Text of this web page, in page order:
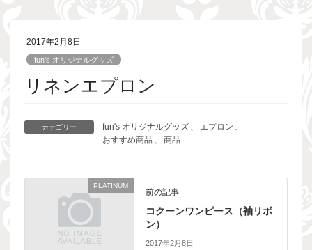
2017年2月8日
fun's オリジナルグッズ
リネンエプロン
カテゴリー fun's オリジナルグッズ 、 エプロン 、
おすすめ商品 、 商品
PLATINUM
前の記事
コクーンワンピース（袖リボ
ン）
2017年2月8日